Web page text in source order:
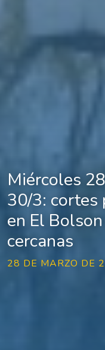
Miércoles
30/3: cortes
en El
cercanas
28 DE MARZO DE